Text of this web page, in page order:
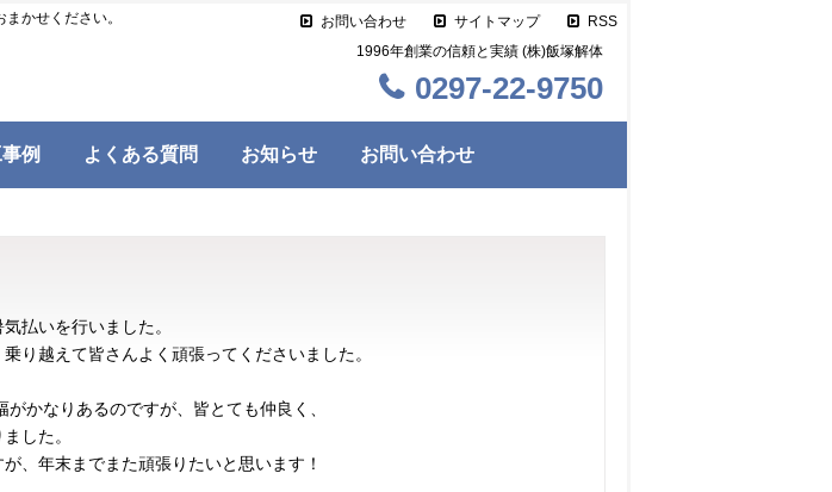
かせください。 お問い合わせ サイトマップ
RSS
1996年創業の信頼と実績 (株)飯塚解体
0297-22-9750
例 よくある質問 お知らせ お問い合わせ
払いを行いました。
り越えて皆さんよく頑張ってくださいました。
かなりあるのですが、皆とても仲良く、
した。
、年末までまた頑張りたいと思います！